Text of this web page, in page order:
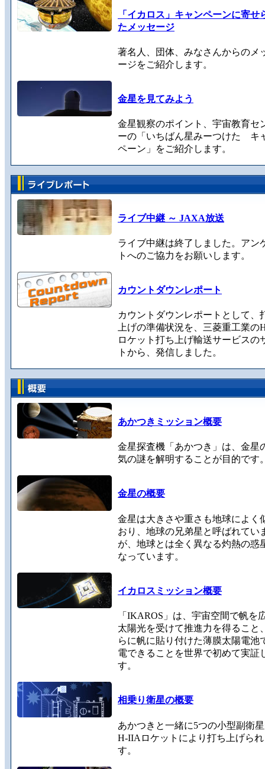
「イカロス」キャンペーンに寄せ
たメッセージ
著名人、団体、みなさんからのメ
ージをご紹介します。
金星を見てみよう
金星観察のポイント、宇宙教育セ
ーの「いちばん星みーつけた キ
ペーン」をご紹介します。
ライブ中継 ～ JAXA放送
ライブ中継は終了しました。アン
トへのご協力をお願いします。
カウントダウンレポート
カウントダウンレポートとして、
上げの準備状況を、三菱重工業の
ロケット打ち上げ輸送サービスの
トから、発信しました。
あかつきミッション概要
金星探査機「あかつき」は、金星
気の謎を解明することが目的です
金星の概要
金星は大きさや重さも地球によく
おり、地球の兄弟星と呼ばれてい
が、地球とは全く異なる灼熱の惑
なっています。
イカロスミッション概要
「IKAROS」は、宇宙空間で帆を
太陽光を受けて推進力を得ること
らに帆に貼り付けた薄膜太陽電池
電できることを世界で初めて実証
す。
相乗り衛星の概要
あかつきと一緒に5つの小型副衛
H-IIAロケットにより打ち上げら
す。